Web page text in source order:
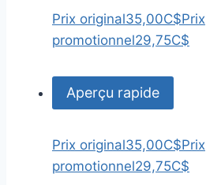
Prix original35,00C$Prix
promotionnel29,75C$
Aperçu rapide
Prix original35,00C$Prix
promotionnel29,75C$